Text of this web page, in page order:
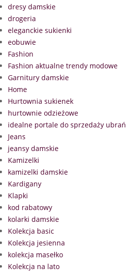
dresy damskie
drogeria
eleganckie sukienki
eobuwie
Fashion
Fashion aktualne trendy modowe
Garnitury damskie
Home
Hurtownia sukienek
hurtownie odzieżowe
idealne portale do sprzedaży ubrań
Jeans
jeansy damskie
Kamizelki
kamizelki damskie
Kardigany
Klapki
kod rabatowy
kolarki damskie
Kolekcja basic
Kolekcja jesienna
kolekcja masełko
Kolekcja na lato